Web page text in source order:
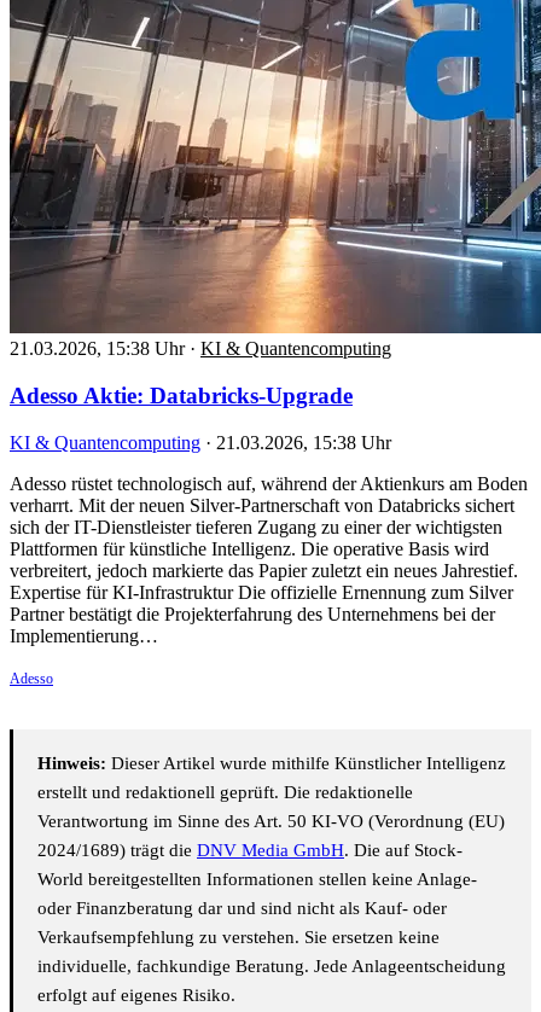
21.03.2026, 15:38 Uhr · KI & Quantencomputing
Adesso Aktie: Databricks-Upgrade
KI & Quantencomputing · 21.03.2026, 15:38 Uhr
Adesso rüstet technologisch auf, während der Aktienkurs am Boden
verharrt. Mit der neuen Silver-Partnerschaft von Databricks sichert
sich der IT-Dienstleister tieferen Zugang zu einer der wichtigsten
Plattformen für künstliche Intelligenz. Die operative Basis wird
verbreitert, jedoch markierte das Papier zuletzt ein neues Jahrestief.
Expertise für KI-Infrastruktur Die offizielle Ernennung zum Silver
Partner bestätigt die Projekterfahrung des Unternehmens bei der
Implementierung…
Adesso
Hinweis: Dieser Artikel wurde mithilfe Künstlicher Intelligenz
erstellt und redaktionell geprüft. Die redaktionelle
Verantwortung im Sinne des Art. 50 KI-VO (Verordnung (EU)
2024/1689) trägt die DNV Media GmbH. Die auf Stock-
World bereitgestellten Informationen stellen keine Anlage-
oder Finanzberatung dar und sind nicht als Kauf- oder
Verkaufsempfehlung zu verstehen. Sie ersetzen keine
individuelle, fachkundige Beratung. Jede Anlageentscheidung
erfolgt auf eigenes Risiko.